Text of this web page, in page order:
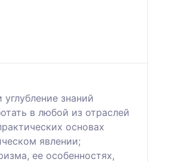
знаний
в любой из отраслей
основах
явлении;
ее особенностях,